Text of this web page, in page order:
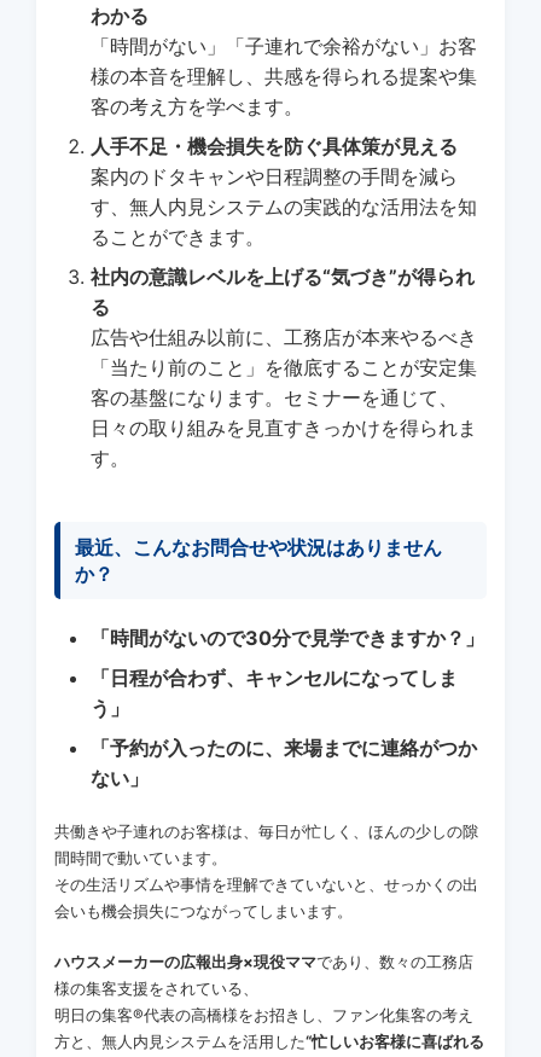
わかる
「時間がない」「子連れで余裕がない」お客
様の本音を理解し、共感を得られる提案や集
客の考え方を学べます。
人手不足・機会損失を防ぐ具体策が見える
案内のドタキャンや日程調整の手間を減ら
す、無人内見システムの実践的な活用法を知
ることができます。
社内の意識レベルを上げる“気づき”が得られ
る
広告や仕組み以前に、工務店が本来やるべき
「当たり前のこと」を徹底することが安定集
客の基盤になります。セミナーを通じて、
日々の取り組みを見直すきっかけを得られま
す。
最近、こんなお問合せや状況はありません
か？
「時間がないので30分で見学できますか？」
「日程が合わず、キャンセルになってしま
う」
「予約が入ったのに、来場までに連絡がつか
ない」
共働きや子連れのお客様は、毎日が忙しく、ほんの少しの隙
間時間で動いています。
その生活リズムや事情を理解できていないと、せっかくの出
会いも機会損失につながってしまいます。
ハウスメーカーの広報出身×現役ママであり、数々の工務店
様の集客支援をされている、
明日の集客®代表の高橋様をお招きし、ファン化集客の考え
方と、無人内見システムを活用した“忙しいお客様に喜ばれる